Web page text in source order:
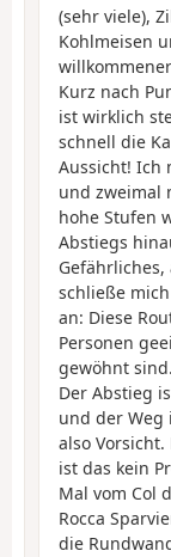
(sehr viele),
Kohlmeisen
Kurz nach
ist wirklich
schnell die
Aussicht! Ich
und zweimal
hohe Stufen
Abstiegs
schließe
an: Diese
Personen
gewöhnt sind.
Der Abstieg
und der Weg
also
ist das kein
Mal vom Col
Rocca
die